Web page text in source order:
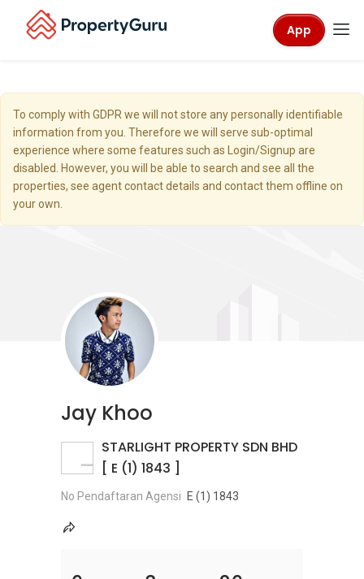
App
To comply with GDPR we will not store any personally identifiable
information from you. Therefore we will serve sub-optimal
experience where some features such as Login/Signup are
disabled. However, you will be able to search and see all the
properties, see agent contact details and contact them offline on
your own.
Jay Khoo
STARLIGHT PROPERTY SDN BHD
[ E (1) 1843 ]
No Pendaftaran Agensi E (1) 1843